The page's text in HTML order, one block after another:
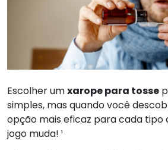
Escolher umxarope para tosse
simples, mas quando você
opção mais eficaz para cada tipo
jogo muda! ¹